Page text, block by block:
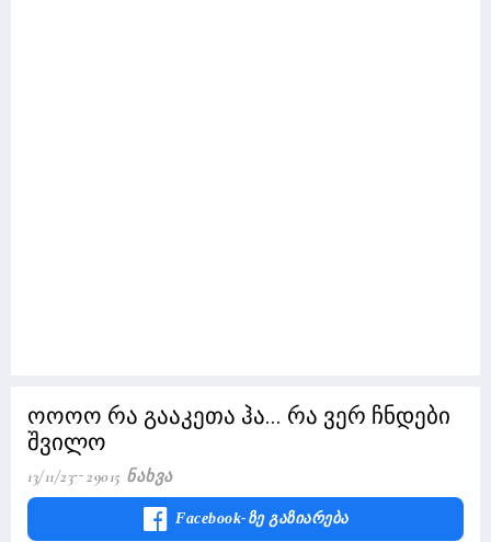
ოოოო რა გააკეთა ჰა... რა ვერ ჩნდები
შვილო
13/11/23 29015 Ნახვა
Facebook-Ზე Გაზიარება